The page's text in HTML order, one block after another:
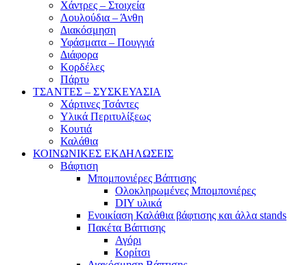
Χάντρες – Στοιχεία
Λουλούδια – Άνθη
Διακόσμηση
Υφάσματα – Πουγγιά
Διάφορα
Κορδέλες
Πάρτυ
ΤΣΑΝΤΕΣ – ΣΥΣΚΕΥΑΣΙΑ
Χάρτινες Τσάντες
Υλικά Περιτυλίξεως
Κουτιά
Καλάθια
ΚΟΙΝΩΝΙΚΕΣ ΕΚΔΗΛΩΣΕΙΣ
Βάφτιση
Μπομπονιέρες Βάπτισης
Ολοκληρωμένες Μπομπονιέρες
DIY υλικά
Ενοικίαση Καλάθια βάφτισης και άλλα stands
Πακέτα Βάπτισης
Αγόρι
Κορίτσι